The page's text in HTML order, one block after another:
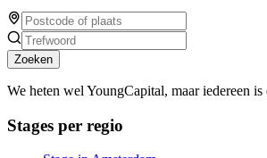
Zoeken
We heten wel YoungCapital, maar iedereen
Stages per regio